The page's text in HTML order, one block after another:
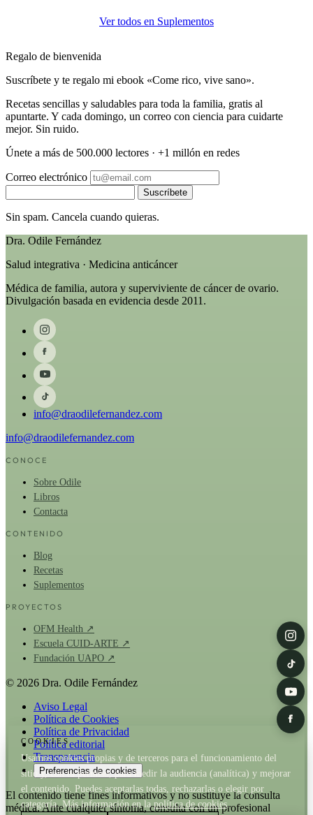
Ver todos en Suplementos
Regalo de bienvenida
Suscríbete y te regalo mi ebook «Come rico, vive sano».
Recetas sencillas y saludables para toda la familia, gratis al
apuntarte. Y cada domingo, un correo con ciencia para cuidarte
mejor. Sin ruido.
Únete a más de 500.000 lectores · +1 millón en redes
Correo electrónico
Suscríbete
Sin spam. Cancela cuando quieras.
Dra. Odile Fernández
Salud integrativa · Medicina anticáncer
Médica de familia, autora y superviviente de cáncer de ovario.
Divulgación basada en evidencia desde 2011.
info@draodilefernandez.com
info@draodilefernandez.com
CONOCE
Sobre Odile
Libros
Contacta
CONTENIDO
Blog
Recetas
Suplementos
PROYECTOS
OFM Health ↗
Escuela CUID-ARTE ↗
Fundación UAPO ↗
© 2026 Dra. Odile Fernández
Aviso Legal
Política de Cookies
Política de Privacidad
Política editorial
Transparencia
Preferencias de cookies
El contenido tiene fines informativos y no sustituye la consulta
médica. Ante cualquier síntoma, consulta con un profesional
COOKIES
Usamos cookies propias y de terceros para el funcionamiento del
sitio y, con tu permiso, para medir la audiencia (analítica) y mejorar
el contenido. Puedes aceptarlas todas, rechazarlas o elegir por
categoría. Más información en lapolítica de cookies.